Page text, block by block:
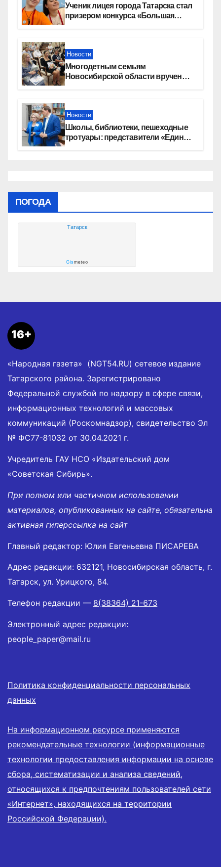
Ученик лицея города Татарска стал
призером конкурса «Большая
Новости
Многодетным семьям
Новосибирской области вручены
Новости
Школы, библиотеки, пешеходные
тротуары: представители «Единой
ПОГОДА
Татарск
Gismeteo
16+
«Народная газета» (NGT54.RU) сетевое издание
Татарского района. Зарегистрировано
Федеральной службой по надзору в сфере связи,
информационных технологий и массовых
коммуникаций (Роскомнадзор), свидетельство Эл
№ ФС77-81032 от 30.04.2021 г.
Учредитель ГАУ НСО «Издательский дом
«Советская Сибирь».
При полном или частичном использовании
материалов, опубликованных на сайте, обязательна
активная гиперссылка на сайт
Главный редактор: Юлия Евгеньевна ПИСАРЕВА
Адрес редакции: 632121, Новосибирская область, г.
Татарск, ул. Урицкого, 84.
Телефон редакции — 8(38364) 21-673
Электронный адрес редакции:
people_paper@mail.ru
Политика конфиденциальности персональных
данных
На информационном ресурсе применяются
рекомендательные технологии (информационные
технологии предоставления информации на основе
сбора, систематизации и анализа сведений,
относящихся к предпочтениям пользователей сети
«Интернет», находящихся на территории
Российской Федерации).